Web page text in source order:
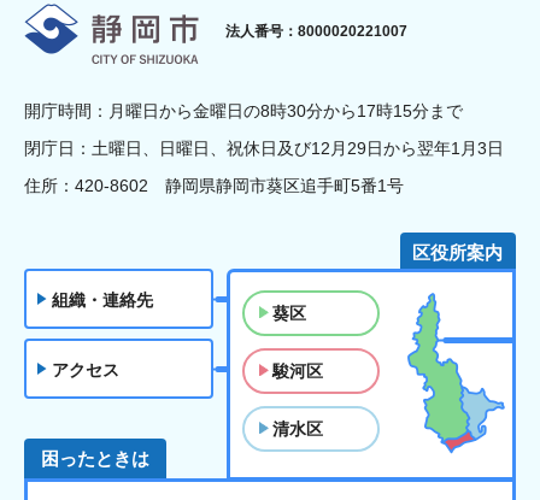
静岡市
法人番号：8000020221007
開庁時間：月曜日から金曜日の8時30分から17時15分まで
閉庁日：土曜日、日曜日、祝休日及び12月29日から翌年1月3日
住所：420-8602 静岡県静岡市葵区追手町5番1号
組織・連絡先
アクセス
区役所案内
葵区
駿河区
清水区
困ったときは